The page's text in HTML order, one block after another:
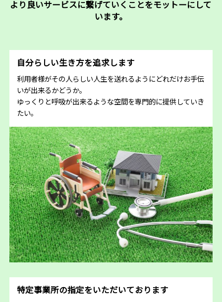
より良いサービスに繋げていくことをモットーにして
います。
自分らしい生き方を追求します
利用者様がその人らしい人生を送れるようにどれだけお手伝
いが出来るかどうか。
ゆっくりと呼吸が出来るような空間を専門的に提供していき
たい。
特定事業所の指定をいただいております